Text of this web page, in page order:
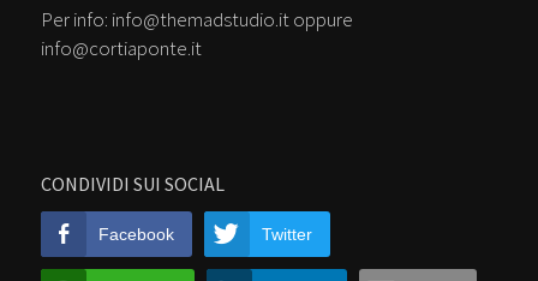
Per info: info@themadstudio.it oppure
info@cortiaponte.it
CONDIVIDI SUI SOCIAL
Facebook Twitter